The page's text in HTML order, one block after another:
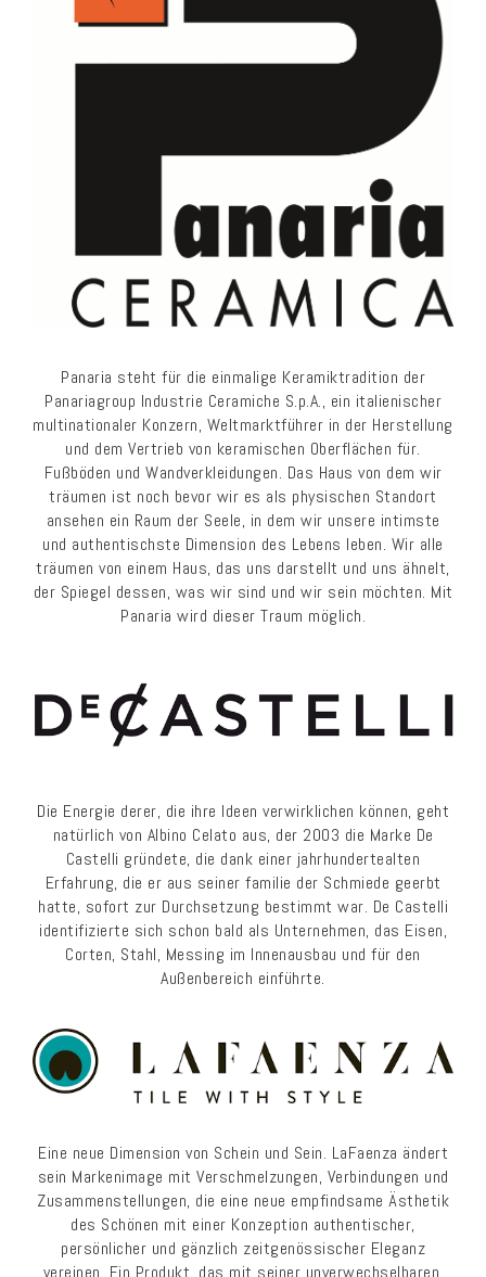
Panaria steht für die einmalige Keramiktradition der
Panariagroup Industrie Ceramiche S.p.A., ein italienischer
multinationaler Konzern, Weltmarktführer in der Herstellung
und dem Vertrieb von keramischen Oberflächen für.
Fußböden und Wandverkleidungen. Das Haus von dem wir
träumen ist noch bevor wir es als physischen Standort
ansehen ein Raum der Seele, in dem wir unsere intimste
und authentischste Dimension des Lebens leben. Wir alle
träumen von einem Haus, das uns darstellt und uns ähnelt,
der Spiegel dessen, was wir sind und wir sein möchten. Mit
Panaria wird dieser Traum möglich.
Die Energie derer, die ihre Ideen verwirklichen können, geht
natürlich von Albino Celato aus, der 2003 die Marke De
Castelli gründete, die dank einer jahrhundertealten
Erfahrung, die er aus seiner familie der Schmiede geerbt
hatte, sofort zur Durchsetzung bestimmt war. De Castelli
identifizierte sich schon bald als Unternehmen, das Eisen,
Corten, Stahl, Messing im Innenausbau und für den
Außenbereich einführte.
Eine neue Dimension von Schein und Sein. LaFaenza ändert
sein Markenimage mit Verschmelzungen, Verbindungen und
Zusammenstellungen, die eine neue empfindsame Ästhetik
des Schönen mit einer Konzeption authentischer,
persönlicher und gänzlich zeitgenössischer Eleganz